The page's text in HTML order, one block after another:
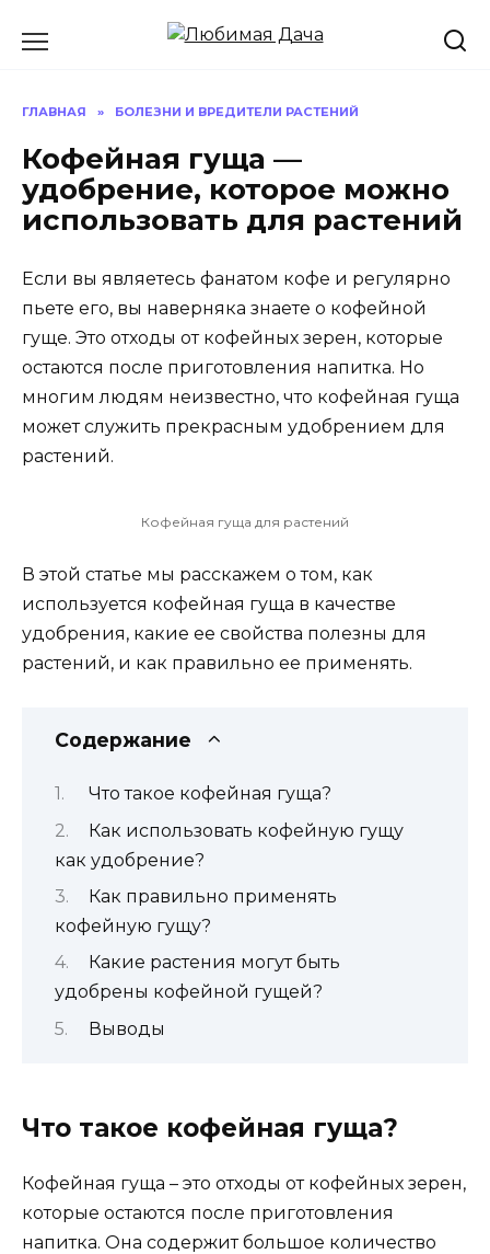
ГЛАВНАЯ » БОЛЕЗНИ И ВРЕДИТЕЛИ РАСТЕНИЙ
Кофейная гуща —
удобрение, которое можно
использовать для растений
Если вы являетесь фанатом кофе и регулярно
пьете его, вы наверняка знаете о кофейной
гуще. Это отходы от кофейных зерен, которые
остаются после приготовления напитка. Но
многим людям неизвестно, что кофейная гуща
может служить прекрасным удобрением для
растений.
Кофейная гуща для растений
В этой статье мы расскажем о том, как
используется кофейная гуща в качестве
удобрения, какие ее свойства полезны для
растений, и как правильно ее применять.
Содержание
Что такое кофейная гуща?
Как использовать кофейную гущу
как удобрение?
Как правильно применять
кофейную гущу?
Какие растения могут быть
удобрены кофейной гущей?
Выводы
Что такое кофейная гуща?
Кофейная гуща – это отходы от кофейных зерен,
которые остаются после приготовления
напитка. Она содержит большое количество